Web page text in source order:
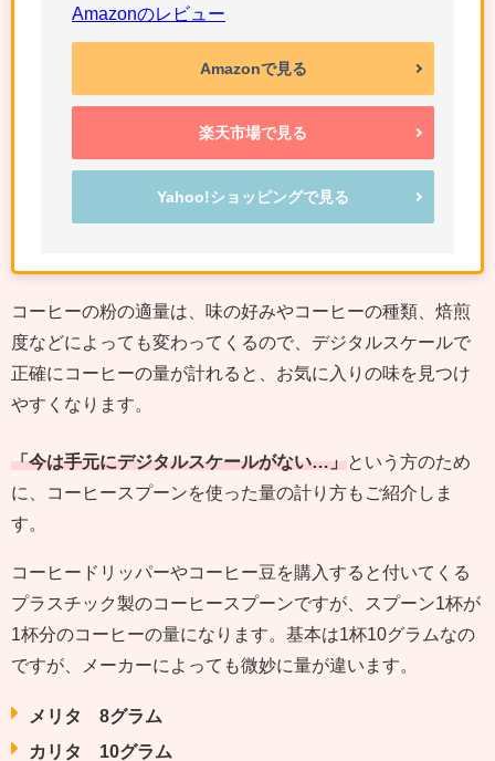
Amazonのレビュー
Amazonで見る
楽天市場で見る
Yahoo!ショッピングで見る
コーヒーの粉の適量は、味の好みやコーヒーの種類、焙煎
度などによっても変わってくるので、デジタルスケールで
正確にコーヒーの量が計れると、お気に入りの味を見つけ
やすくなります。
「今は手元にデジタルスケールがない…」という方のため
に、コーヒースプーンを使った量の計り方もご紹介しま
す。
コーヒードリッパーやコーヒー豆を購入すると付いてくる
プラスチック製のコーヒースプーンですが、スプーン1杯が
1杯分のコーヒーの量になります。基本は1杯10グラムなの
ですが、メーカーによっても微妙に量が違います。
メリタ 8グラム
カリタ 10グラム